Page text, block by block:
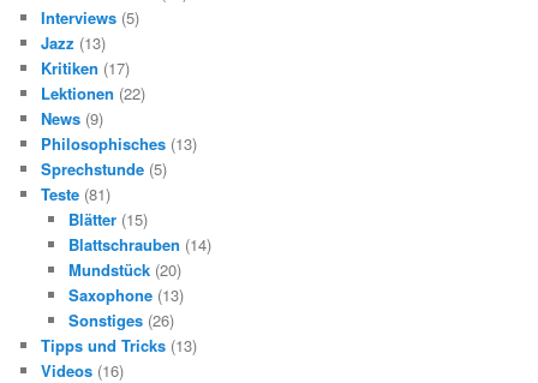
Interviews (5)
Jazz (13)
Kritiken (17)
Lektionen (22)
News (9)
Philosophisches (13)
Sprechstunde (5)
Teste (81)
Blätter(15)
Blattschrauben (14)
Mundstück(20)
Saxophone(13)
Sonstiges(26)
Tipps und Tricks (13)
Videos (16)